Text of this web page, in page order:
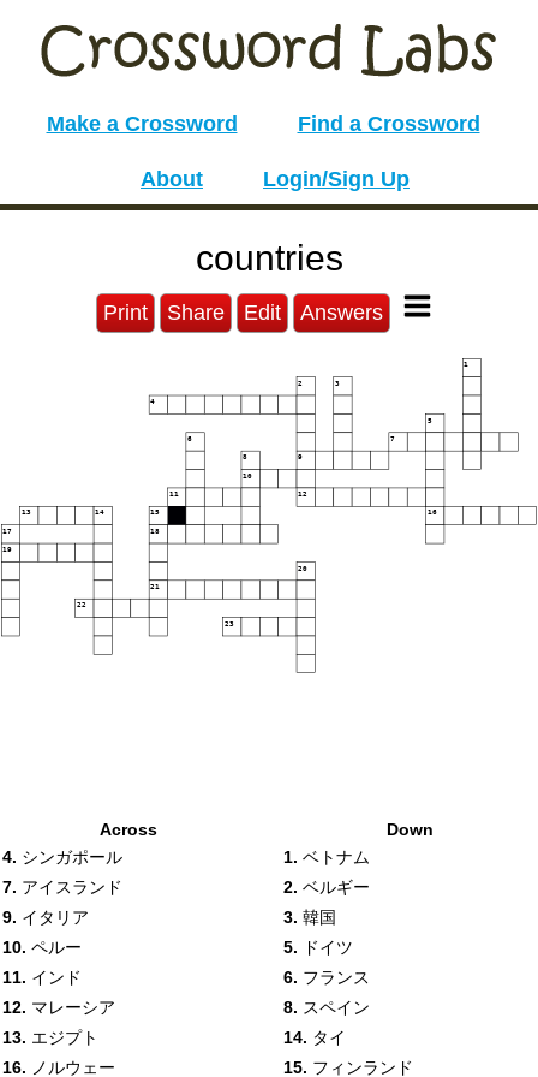
Make a Crossword Find a Crossword
About Login/Sign Up
countries
Print Share Edit Answers
1
2 3
4
5
6 7
8 9
10
11 12
13 14 15 16
17 18
19
20
21
22
23
Across
4. シンガポール
7. アイスランド
9. イタリア
10. ペルー
11. インド
12. マレーシア
13. エジプト
16. ノルウェー
Down
1. ベトナム
2. ベルギー
3. 韓国
5. ドイツ
6. フランス
8. スペイン
14. タイ
15. フィンランド